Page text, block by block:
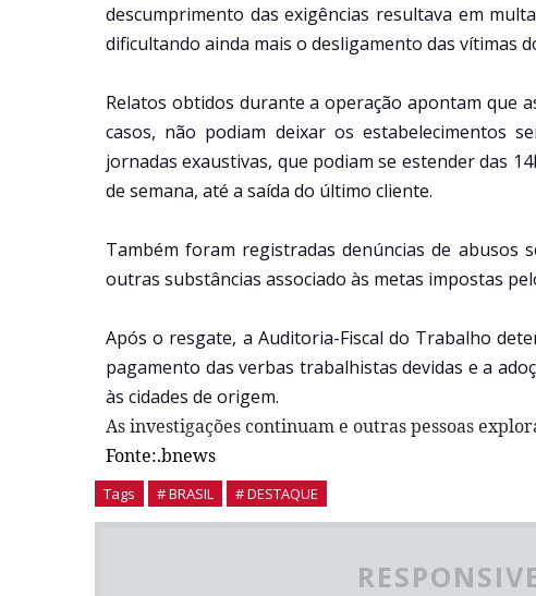
descumprimento das exigências resultava em
dificultando ainda mais o desligamento das vítimas
Relatos obtidos durante a operação apontam que
casos, não podiam deixar os estabelecimentos
jornadas exaustivas, que podiam se estender das
de semana, até a saída do último cliente.
Também foram registradas denúncias de abusos
outras substâncias associado às metas impostas
Após o resgate, a Auditoria-Fiscal do Trabalho
pagamento das verbas trabalhistas devidas e a
às cidades de origem.
As investigações continuam e outras pessoas
Fonte:.bnews
Tags # BRASIL # DESTAQUE